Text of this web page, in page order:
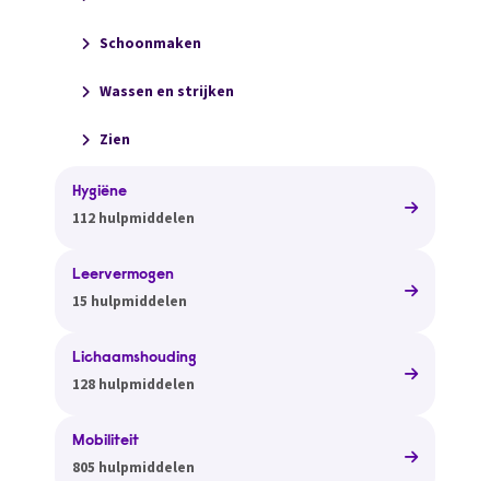
Schoonmaken
Wassen en strijken
Zien
Hygiëne
112 hulpmiddelen
Leervermogen
15 hulpmiddelen
Lichaamshouding
128 hulpmiddelen
Mobiliteit
805 hulpmiddelen